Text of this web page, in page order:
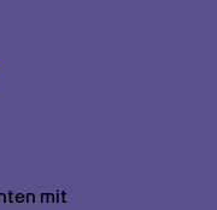
mit